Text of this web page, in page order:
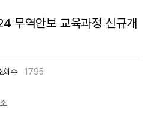
무역안보 교육과정 신규개
회수 1795